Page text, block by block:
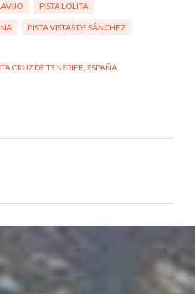
PISTA LOLITA
PISTA VISTAS DE SÁNCHEZ
CRUZ DE TENERIFE, ESPAÑA